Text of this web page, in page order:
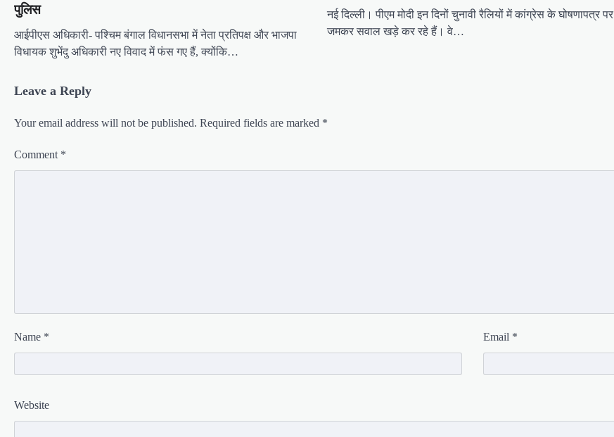
पुलिस
आईपीएस अधिकारी- पश्चिम बंगाल विधानसभा में नेता प्रतिपक्ष और भाजपा
विधायक शुभेंदु अधिकारी नए विवाद में फंस गए हैं, क्योंकि…
नई दिल्ली। पीएम मोदी इन दिनों चुनावी रैलियों में कांग्रेस के घोषणापत्र पर
जमकर सवाल खड़े कर रहे हैं। वे…
Leave a Reply
Your email address will not be published. Required fields are marked *
Comment *
Name * Email *
Website